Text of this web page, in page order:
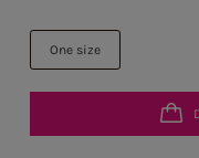
One size